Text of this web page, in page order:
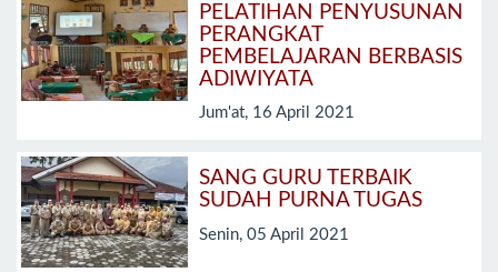
PELATIHAN PENYUSUNAN
PERANGKAT
PEMBELAJARAN BERBASIS
ADIWIYATA
Jum'at, 16 April 2021
SANG GURU TERBAIK
SUDAH PURNA TUGAS
Senin, 05 April 2021